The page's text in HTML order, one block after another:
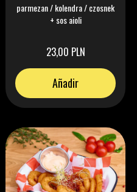
parmezan / kolendra / czosnek
+ sos aioli
23,00 PLN
Añadir